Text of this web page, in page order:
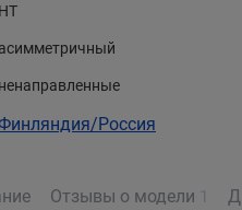
HT
асимметричный
ненаправленные
Россия
Отзывы о модели 1